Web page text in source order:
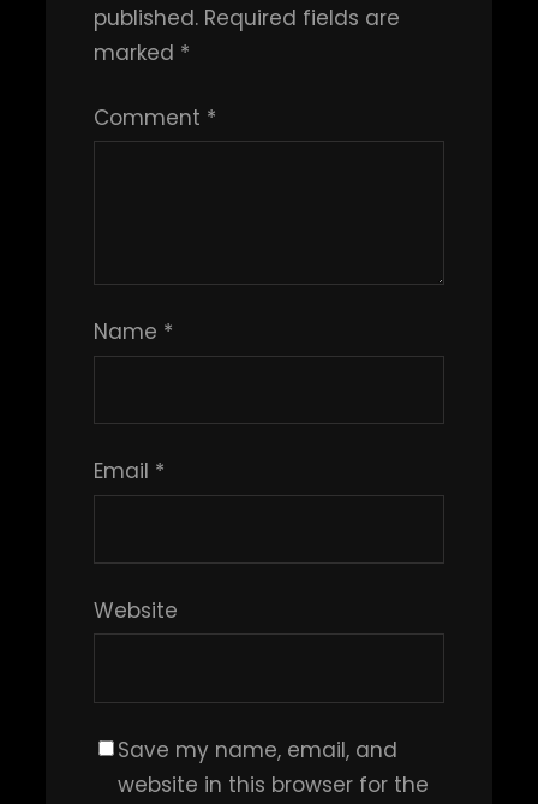
published. Required fields are
marked *
Comment *
Name *
Email *
Website
Save my name, email, and
website in this browser for the